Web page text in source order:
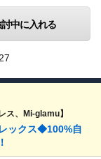
中に入れる
ス、Mi-glamu】
ックス◆100%自